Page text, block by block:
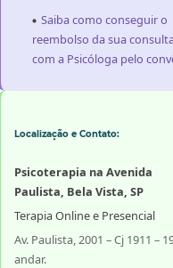
Saiba como conseguir o
reembolso da sua consulta
com a Psicóloga pelo
Localização e Contato:
Psicoterapia na Avenida
Paulista, Bela Vista, SP
Terapia Online e Presencial
Av. Paulista, 2001 – Cj 1911 –
andar.